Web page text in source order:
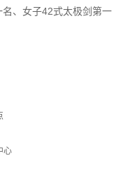
、女子42式太极剑第一
中心